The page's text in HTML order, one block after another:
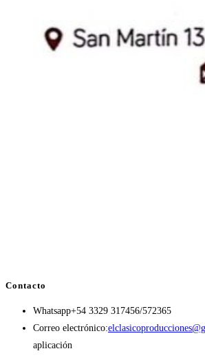
Contacto
Whatsapp+54 3329 317456/572365
Correo electrónico:
aplicación